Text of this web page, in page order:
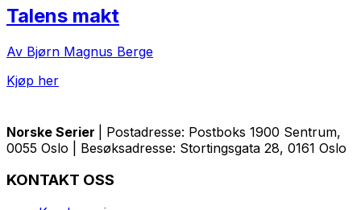
Talens makt
Av Bjørn Magnus Berge
Kjøp her
Norske Serier
| Postadresse: Postboks 1900 Sentrum,
0055 Oslo | Besøksadresse: Stortingsgata 28, 0161 Oslo
KONTAKT OSS